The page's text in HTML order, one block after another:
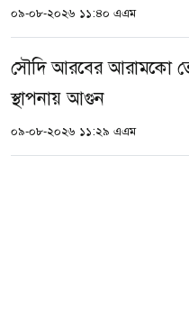
০৯-০৮-২০২৬ ১১:৪০ এএম
সৌদি আরবের আরামকো
স্থাপনায় আগুন
০৯-০৮-২০২৬ ১১:২৯ এএম